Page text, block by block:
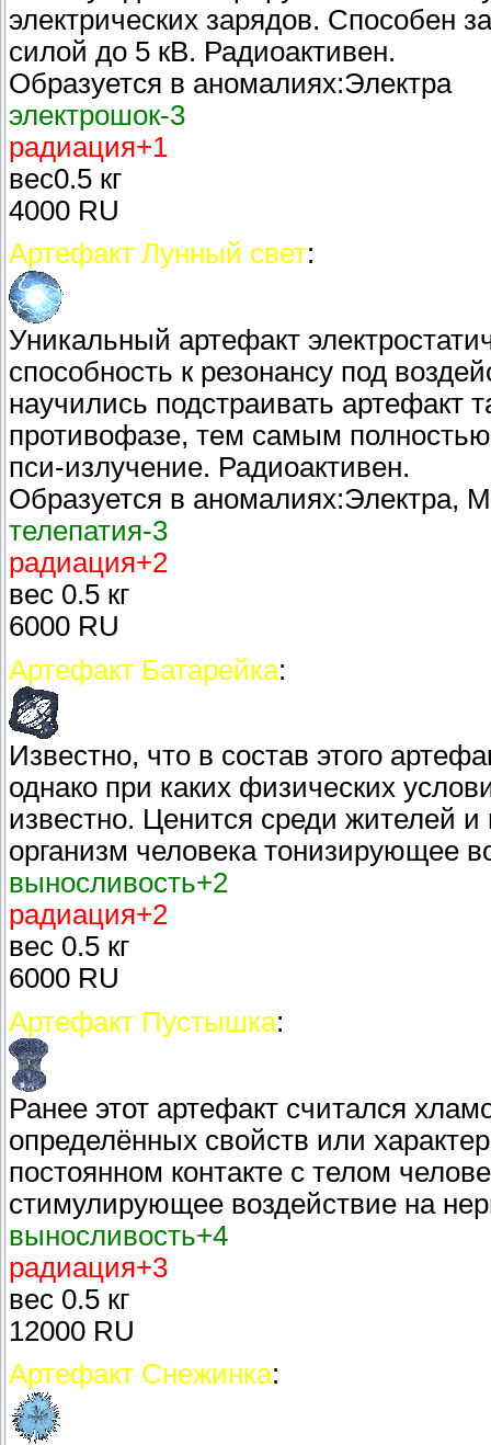
электрических зарядов. Способен
силой до 5 кВ. Радиоактивен.
Образуется в аномалиях:Электра
электрошок-3
радиация+1
вес0.5 кг
4000 RU
Артефакт Лунный свет:
Уникальный артефакт
способность к резонансу под
научились подстраивать артефакт
противофазе, тем самым
пси-излучение. Радиоактивен.
Образуется в аномалиях:Электра,
телепатия-3
радиация+2
вес 0.5 кг
6000 RU
Артефакт Батарейка:
Известно, что в состав этого
однако при каких физических
известно. Ценится среди жителей
организм человека тонизирующее
выносливость+2
радиация+2
вес 0.5 кг
6000 RU
Артефакт Пустышка:
Ранее этот артефакт считался
определённых свойств или
постоянном контакте с телом
стимулирующее воздействие на
выносливость+4
радиация+3
вес 0.5 кг
12000 RU
Артефакт Снежинка: